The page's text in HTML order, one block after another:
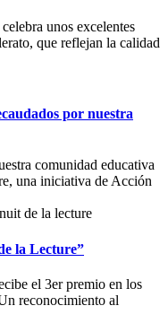
unos excelentes
que reflejan la calidad
por nuestra
comunidad educativa
una iniciativa de Acción
la Lecture”
el 3er premio en los
reconocimiento al